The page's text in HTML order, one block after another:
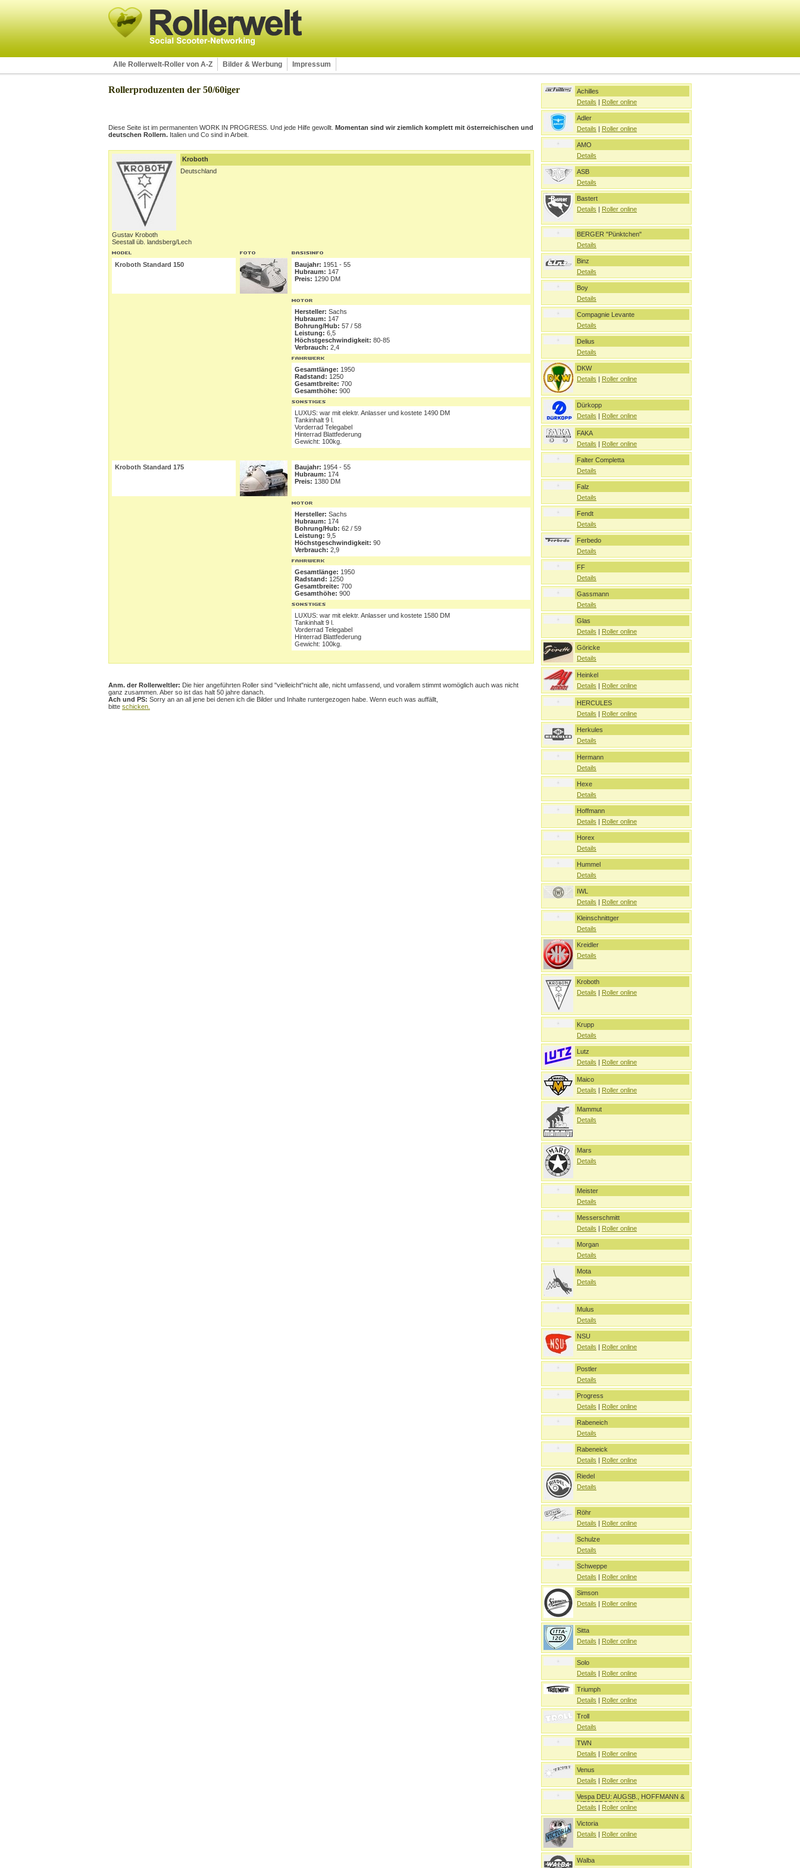
Alle Rollerwelt-Roller von A-Z Bilder & Werbung Impressum
Rollerproduzenten der 50/60iger
Diese Seite ist im permanenten WORK IN PROGRESS. Und jede Hilfe gewollt. Momentan sind wir ziemlich komplett mit österreichischen und
deutschen Rollern. Italien und Co sind in Arbeit.
Kroboth
Deutschland
Gustav Kroboth
Seestall üb. landsberg/Lech
Kroboth Standard 150 Baujahr: 1951 - 55
Hubraum: 147
Preis: 1290 DM
Hersteller: Sachs
Hubraum: 147
Bohrung/Hub: 57 / 58
Leistung: 6,5
Höchstgeschwindigkeit: 80-85
Verbrauch: 2,4
Gesamtlänge: 1950
Radstand: 1250
Gesamtbreite: 700
Gesamthöhe: 900
LUXUS: war mit elektr. Anlasser und kostete 1490 DM
Tankinhalt 9 l.
Vorderrad Telegabel
Hinterrad Blattfederung
Gewicht: 100kg.
Kroboth Standard 175 Baujahr: 1954 - 55
Hubraum: 174
Preis: 1380 DM
Hersteller: Sachs
Hubraum: 174
Bohrung/Hub: 62 / 59
Leistung: 9,5
Höchstgeschwindigkeit: 90
Verbrauch: 2,9
Gesamtlänge: 1950
Radstand: 1250
Gesamtbreite: 700
Gesamthöhe: 900
LUXUS: war mit elektr. Anlasser und kostete 1580 DM
Tankinhalt 9 l.
Vorderrad Telegabel
Hinterrad Blattfederung
Gewicht: 100kg.
Anm. der Rollerweltler: Die hier angeführten Roller sind "vielleicht"nicht alle, nicht umfassend, und vorallem stimmt womöglich auch was nicht
ganz zusammen. Aber so ist das halt 50 jahre danach.
Ach und PS: Sorry an an all jene bei denen ich die Bilder und Inhalte runtergezogen habe. Wenn euch was auffällt,
bitte schicken.
Achilles
Details | Roller online
Adler
Details | Roller online
AMO
Details
ASB
Details
Bastert
Details | Roller online
BERGER "Pünktchen"
Details
Binz
Details
Boy
Details
Compagnie Levante
Details
Delius
Details
DKW
Details | Roller online
Dürkopp
Details | Roller online
FAKA
Details | Roller online
Falter Completta
Details
Falz
Details
Fendt
Details
Ferbedo
Details
FF
Details
Gassmann
Details
Glas
Details | Roller online
Göricke
Details
Heinkel
Details | Roller online
HERCULES
Details | Roller online
Herkules
Details
Hermann
Details
Hexe
Details
Hoffmann
Details | Roller online
Horex
Details
Hummel
Details
IWL
Details | Roller online
Kleinschnittger
Details
Kreidler
Details
Kroboth
Details | Roller online
Krupp
Details
Lutz
Details | Roller online
Maico
Details | Roller online
Mammut
Details
Mars
Details
Meister
Details
Messerschmitt
Details | Roller online
Morgan
Details
Mota
Details
Mulus
Details
NSU
Details | Roller online
Postler
Details
Progress
Details | Roller online
Rabeneich
Details
Rabeneick
Details | Roller online
Riedel
Details
Röhr
Details | Roller online
Schulze
Details
Schweppe
Details | Roller online
Simson
Details | Roller online
Sitta
Details | Roller online
Solo
Details | Roller online
Triumph
Details | Roller online
Troll
Details
TWN
Details | Roller online
Venus
Details | Roller online
Vespa DEU: AUGSB., HOFFMANN &
MESSERSCHMIDT
Details | Roller online
Victoria
Details | Roller online
Walba